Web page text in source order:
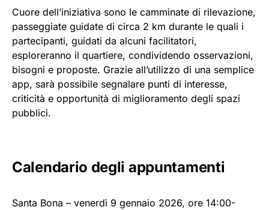
Cuore dell’iniziativa sono le camminate di rilevazione,
passeggiate guidate di circa 2 km durante le quali i
partecipanti, guidati da alcuni facilitatori,
esploreranno il quartiere, condividendo osservazioni,
bisogni e proposte. Grazie all’utilizzo di una semplice
app, sarà possibile segnalare punti di interesse,
criticità e opportunità di miglioramento degli spazi
pubblici.
Calendario degli appuntamenti
Santa Bona – venerdì 9 gennaio 2026, ore 14:00-